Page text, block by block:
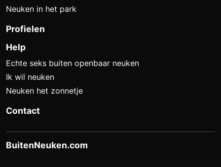
Neuken in het park
Profielen
Help
Echte seks buiten openbaar neuken
Ik wil neuken
Neuken het zonnetje
Contact
BuitenNeuken.com